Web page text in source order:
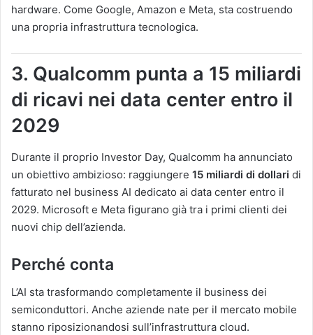
hardware. Come Google, Amazon e Meta, sta costruendo
una propria infrastruttura tecnologica.
3. Qualcomm punta a 15 miliardi
di ricavi nei data center entro il
2029
Durante il proprio Investor Day, Qualcomm ha annunciato
un obiettivo ambizioso: raggiungere 15 miliardi di dollari di
fatturato nel business AI dedicato ai data center entro il
2029. Microsoft e Meta figurano già tra i primi clienti dei
nuovi chip dell’azienda.
Perché conta
L’AI sta trasformando completamente il business dei
semiconduttori. Anche aziende nate per il mercato mobile
stanno riposizionandosi sull’infrastruttura cloud.